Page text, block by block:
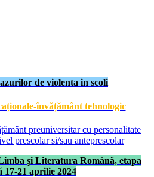
de violenta in scoli
învățământ tehnologic
preuniversitar cu personalitate
prescolar si/sau anteprescolar
şi Literatura Română, etapa
17-21 aprilie 2024